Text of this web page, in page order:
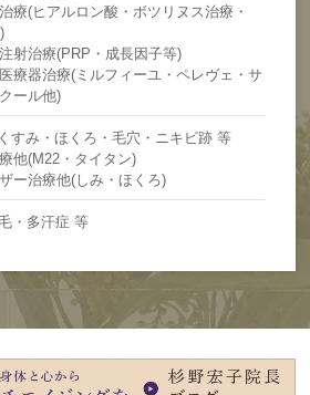
療(ヒアルロン酸・ボツリヌス治療・
射治療(PRP・成長因子等)
療器治療(ミルフィーユ・ペレヴェ・サ
ール他)
すみ・ほくろ・毛穴・ニキビ跡 等
他(M22・タイタン)
ー治療他(しみ・ほくろ)
・多汗症 等